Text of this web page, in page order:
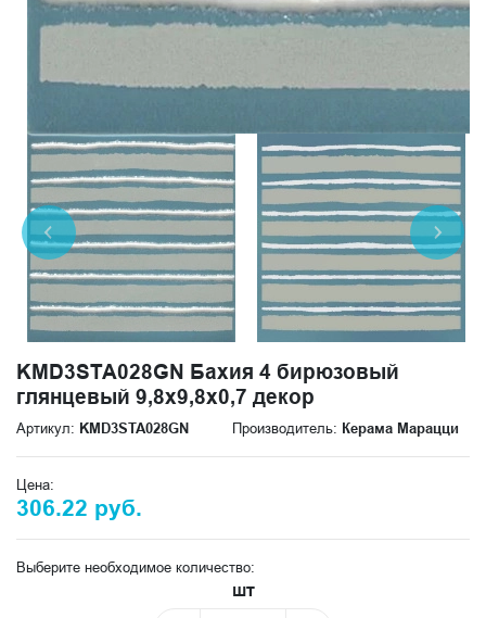
KMD3STA028GN Бахия 4 бирюзовый
глянцевый 9,8x9,8x0,7 декор
Артикул: KMD3STA028GN Производитель: Керама Марацци
Цена:
306.22 руб.
Выберите необходимое количество:
шт